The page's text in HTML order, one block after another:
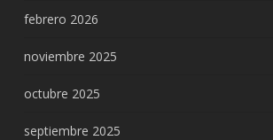
febrero 2026
noviembre 2025
octubre 2025
septiembre 2025